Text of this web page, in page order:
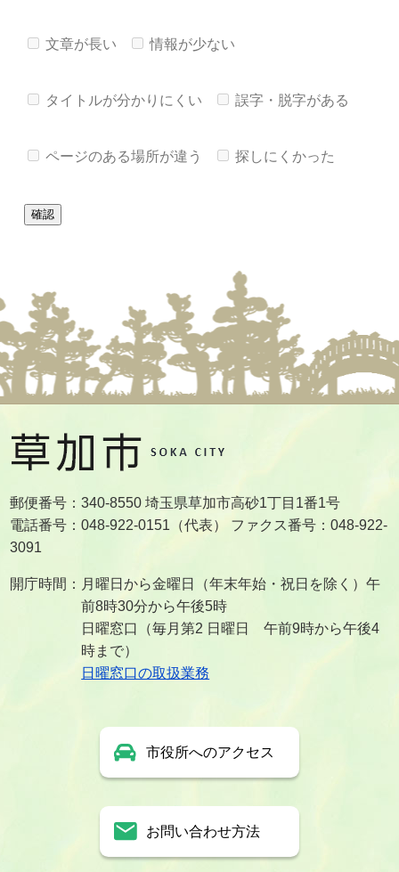
文章が長い 情報が少ない
タイトルが分かりにくい 誤字・脱字がある
ページのある場所が違う 探しにくかった
郵便番号：340-8550 埼玉県草加市高砂1丁目1番1号
電話番号：048-922-0151（代表） ファクス番号：048-922-
3091
開庁時間：月曜日から金曜日（年末年始・祝日を除く）午
前8時30分から午後5時
日曜窓口（毎月第2 日曜日 午前9時から午後4
時まで）
日曜窓口の取扱業務
市役所へのアクセス
お問い合わせ方法